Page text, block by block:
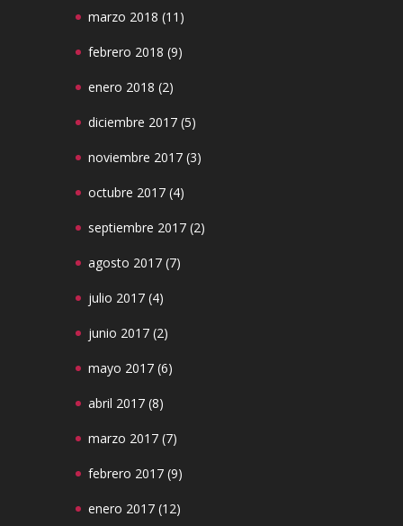
marzo 2018 (11)
febrero 2018 (9)
enero 2018 (2)
diciembre 2017 (5)
noviembre 2017 (3)
octubre 2017 (4)
septiembre 2017 (2)
agosto 2017 (7)
julio 2017 (4)
junio 2017 (2)
mayo 2017 (6)
abril 2017 (8)
marzo 2017 (7)
febrero 2017 (9)
enero 2017 (12)